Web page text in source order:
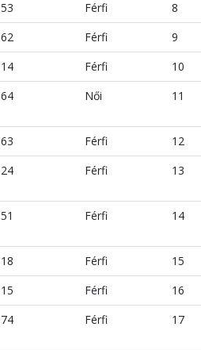
53 Férfi
8
62 Férfi
9
14 Férfi
10
64 Női 11
63 Férfi
12
24 Férfi 13
51 Férfi 14
18 Férfi
15
15 Férfi
16
74 Férfi 17